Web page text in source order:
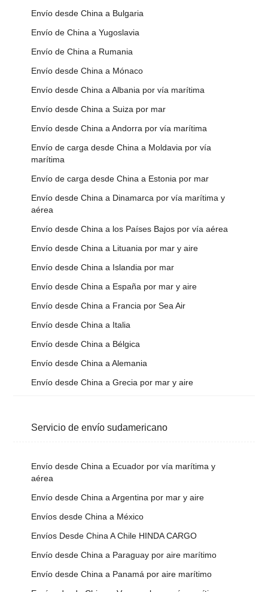
Envío desde China a Bulgaria
Envío de China a Yugoslavia
Envío de China a Rumania
Envío desde China a Mónaco
Envío desde China a Albania por vía marítima
Envío desde China a Suiza por mar
Envío desde China a Andorra por vía marítima
Envío de carga desde China a Moldavia por vía
marítima
Envío de carga desde China a Estonia por mar
Envío desde China a Dinamarca por vía marítima y
aérea
Envío desde China a los Países Bajos por vía aérea
Envío desde China a Lituania por mar y aire
Envío desde China a Islandia por mar
Envío desde China a España por mar y aire
Envío desde China a Francia por Sea Air
Envío desde China a Italia
Envío desde China a Bélgica
Envío desde China a Alemania
Envío desde China a Grecia por mar y aire
Servicio de envío sudamericano
Envío desde China a Ecuador por vía marítima y
aérea
Envío desde China a Argentina por mar y aire
Envíos desde China a México
Envíos Desde China A Chile HINDA CARGO
Envío desde China a Paraguay por aire marítimo
Envío desde China a Panamá por aire marítimo